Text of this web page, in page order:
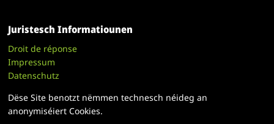
Juristesch Informatiounen
Droit de réponse
Impressum
Datenschutz
Dëse Site benotzt nëmmen technesch néideg an
anonymiséiert Cookies.